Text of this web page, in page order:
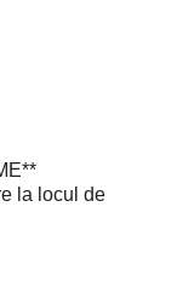
la locul de